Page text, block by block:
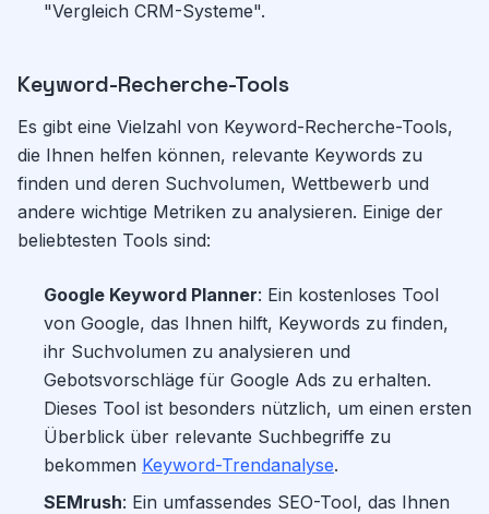
"Vergleich CRM-Systeme".
Keyword-Recherche-Tools
Es gibt eine Vielzahl von Keyword-Recherche-Tools,
die Ihnen helfen können, relevante Keywords zu
finden und deren Suchvolumen, Wettbewerb und
andere wichtige Metriken zu analysieren. Einige der
beliebtesten Tools sind:
Google Keyword Planner: Ein kostenloses Tool
von Google, das Ihnen hilft, Keywords zu finden,
ihr Suchvolumen zu analysieren und
Gebotsvorschläge für Google Ads zu erhalten.
Dieses Tool ist besonders nützlich, um einen ersten
Überblick über relevante Suchbegriffe zu
bekommen Keyword-Trendanalyse.
SEMrush: Ein umfassendes SEO-Tool, das Ihnen